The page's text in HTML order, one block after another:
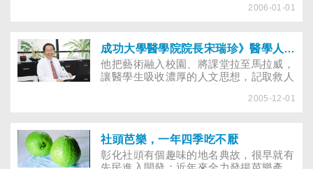
界點。在大學之門漸成為「藍色大門」之
網頁競賽，藉此鼓勵大學生運用創意與生
命經驗，化為「憂鬱處方箋」，幫助學子
們脫離憂鬱泥沼。
2006-01-01
成功大學醫學院院長宋瑞珍》醫學人文無疆界的領航者
他把藝術融入校園、將課堂拉至馬拉威，
讓醫學生吸收濃厚的人文思想，記取救人
一幅他喜愛的帆船油畫——「乘風破
心力，做好醫學教育評鑑中沒有包含卻相
當重要的項目，例如設置藝術櫥窗、校園
環境藝術化或成立音樂讀書會等，將醫學
2005-12-01
社頭芭樂，一年四季吃不厭
彰化社頭有個趣味的地名典故，很早就有